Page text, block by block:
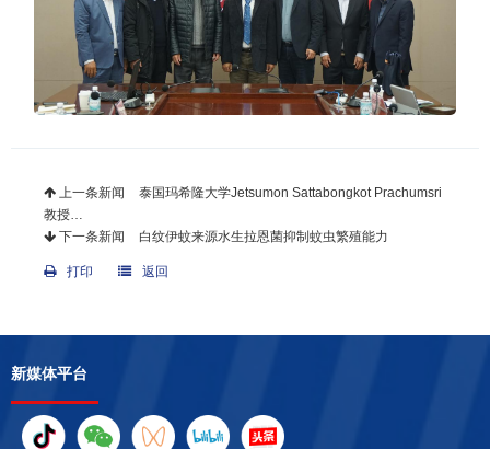
上一条新闻
泰国玛希隆大学Jetsumon Sattabongkot Prachumsri
教授…
下一条新闻
白纹伊蚊来源水生拉恩菌抑制蚊虫繁殖能力
打印 返回
新媒体平台